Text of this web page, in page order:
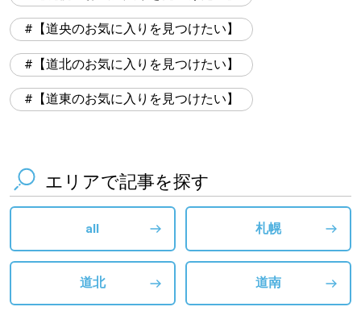
【道央のお気に入りを見つけたい】
【道北のお気に入りを見つけたい】
【道東のお気に入りを見つけたい】
エリアで記事を探す
all 札幌
道北 道南